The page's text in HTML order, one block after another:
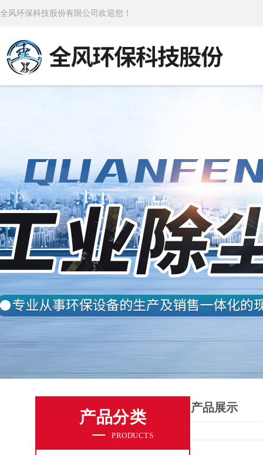
全风环保科技股份有限公司欢迎您！
产品分类
PRODUCTS
产品展示